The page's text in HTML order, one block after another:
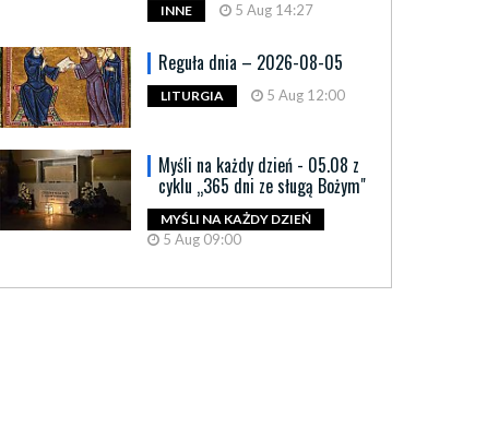
INNE 5 Aug 14:27
Reguła dnia – 2026-08-05
LITURGIA 5 Aug 12:00
Myśli na każdy dzień - 05.08 z
cyklu „365 dni ze sługą Bożym"
MYŚLI NA KAŻDY DZIEŃ
5 Aug 09:00